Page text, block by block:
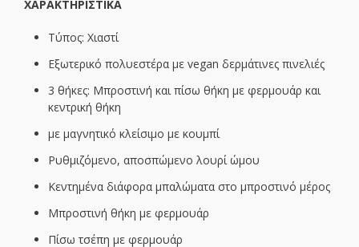
XΑΡΑΚΤΗΡΙΣΤΙΚΑ
Τύπος: Xιαστί
Εξωτερικό πολυεστέρα με vegan δερμάτινες πινελιές
3 θήκες: Μπροστινή και πίσω θήκη με φερμουάρ και
κεντρική θήκη
με μαγνητικό κλείσιμο με κουμπί
Ρυθμιζόμενο, αποσπώμενο λουρί ώμου
Κεντημένα διάφορα μπαλώματα στο μπροστινό μέρος
Μπροστινή θήκη με φερμουάρ
Πίσω τσέπη με φερμουάρ